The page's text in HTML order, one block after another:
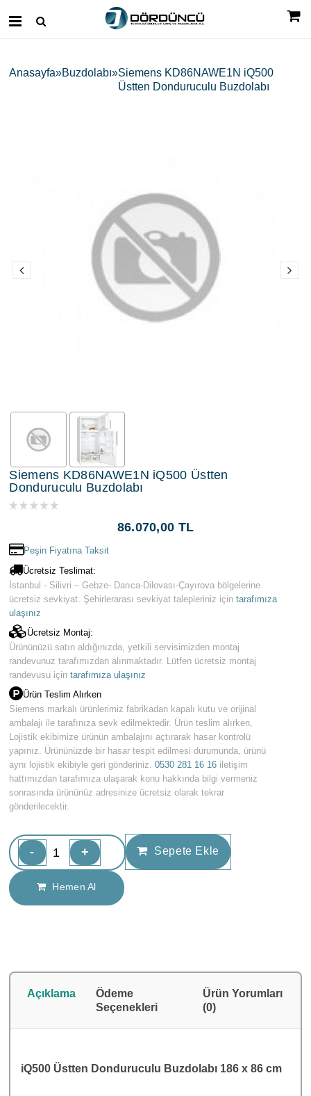
Anasayfa Buzdolabı Siemens KD86NAWE1N iQ500
Üstten Donduruculu Buzdolabı
Siemens KD86NAWE1N iQ500 Üstten
Donduruculu Buzdolabı
86.070,00 TL
Peşin Fiyatına Taksit
Ücretsiz Teslimat:
İstanbul - Silivri – Gebze- Darıca-Dilovası-Çayırova bölgelerine
ücretsiz sevkiyat. Şehirlerarası sevkiyat talepleriniz içintarafımıza
ulaşınız
Ücretsiz Montaj:
Ürününüzü satın aldığınızda, yetkili servisimizden montaj
randevunuz tarafımızdan alınmaktadır. Lütfen ücretsiz montaj
randevusu içintarafımıza ulaşınız
Ürün Teslim Alırken
Siemens markalı ürünlerimiz fabrikadan kapalı kutu ve orijinal
ambalajı ile tarafınıza sevk edilmektedir. Ürün teslim alırken,
Lojistik ekibimize ürünün ambalajını açtırarak hasar kontrolü
yapınız. Ürününüzde bir hasar tespit edilmesi durumunda, ürünü
aynı lojistik ekibiyle geri gönderiniz.0530 281 16 16 iletişim
hattımızdan tarafımıza ulaşarak konu hakkında bilgi vermeniz
sonrasında ürününüz adresinize ücretsiz olarak tekrar
gönderilecektir.
- + Sepete Ekle
Hemen Al
Açıklama
Ödeme
Seçenekleri
Ürün Yorumları
(0)
iQ500 Üstten Donduruculu Buzdolabı 186 x 86 cm